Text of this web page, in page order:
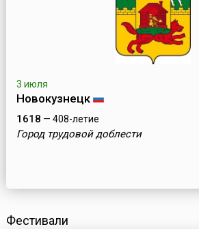
3 июля
Новокузнецк
1618 — 408-летие
Город трудовой доблести
Фестивали